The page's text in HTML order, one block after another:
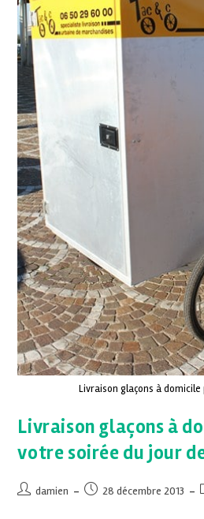
Livraison glaçons à
Livraison glaçons à
votre soirée du jour
damien 28 décembre 2013